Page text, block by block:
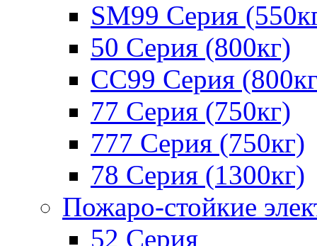
SM99 Серия
50 Серия (800кг)
СС99 Серия
77 Серия (750кг)
777 Серия (750кг)
78 Серия (1300кг)
Пожаро-стойкие
52 Серия